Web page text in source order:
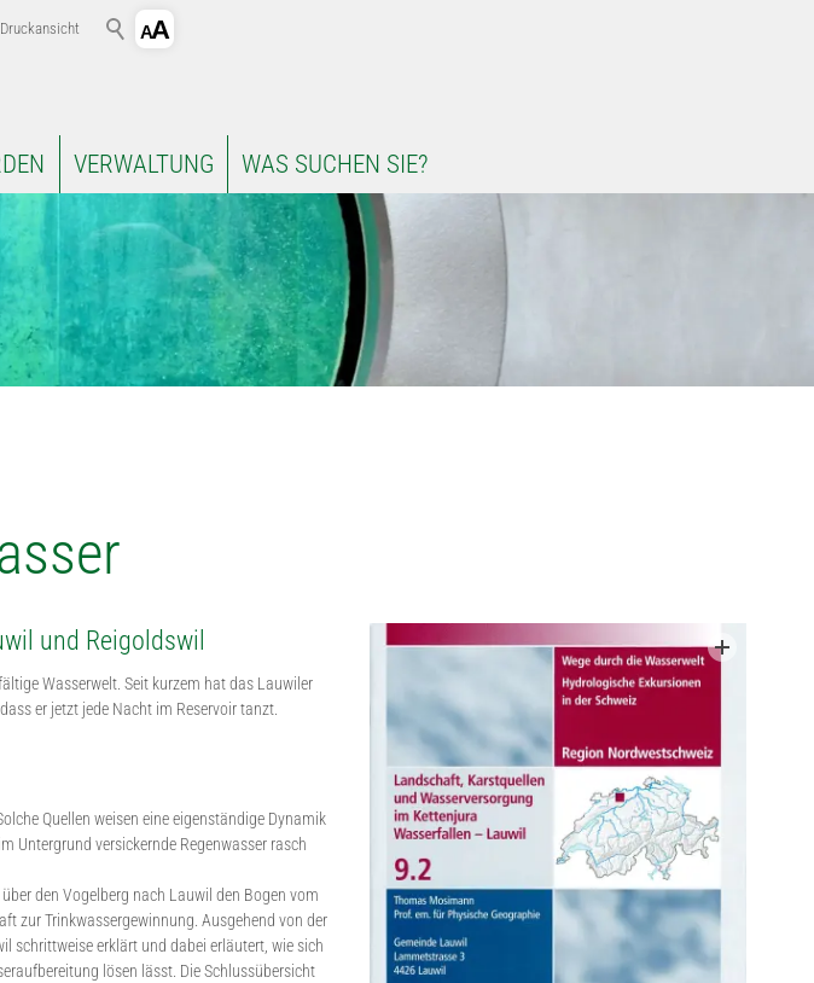
Druckansicht
VERWALTUNG WAS SUCHEN SIE?
und Reigoldswil
Wasserwelt. Seit kurzem hat das Lauwiler
er jetzt jede Nacht im Reservoir tanzt.
Quellen weisen eine eigenständige Dynamik
Untergrund versickernde Regenwasser rasch
den Vogelberg nach Lauwil den Bogen vom
zur Trinkwassergewinnung. Ausgehend von der
schrittweise erklärt und dabei erläutert, wie sich
lösen lässt. Die Schlussübersicht